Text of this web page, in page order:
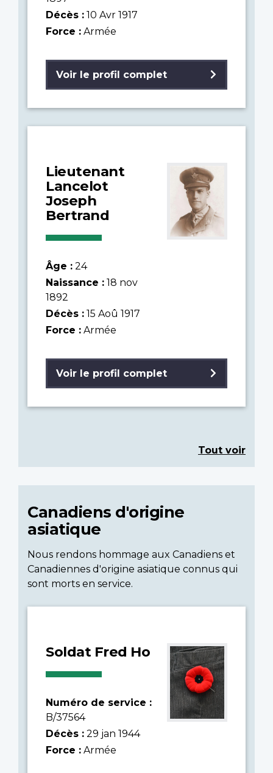
Décès : 10 Avr 1917
Force : Armée
Voir le profil complet
Lieutenant
Lancelot
Joseph
Bertrand
Âge : 24
Naissance : 18 nov
1892
Décès : 15 Aoû 1917
Force : Armée
Voir le profil complet
Tout voir
Canadiens d'origine
asiatique
Nous rendons hommage aux Canadiens et
Canadiennes d'origine asiatique connus qui
sont morts en service.
Soldat Fred Ho
Numéro de service :
B/37564
Décès : 29 jan 1944
Force : Armée